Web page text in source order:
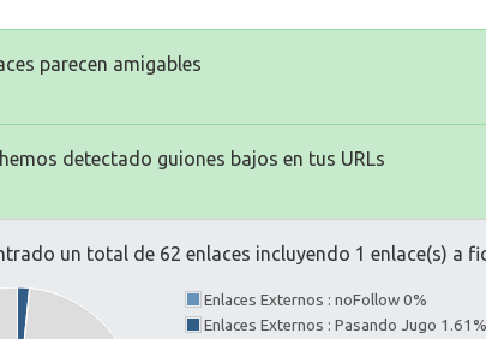
parecen amigables
detectado guiones bajos en tus URLs
un total de 62 enlaces incluyendo 1 enlace(s) a
Enlaces Externos : noFollow 0%
Enlaces Externos : Pasando Jugo 1.61%